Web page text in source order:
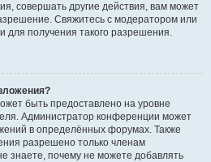
совершать другие действия, вам может
Свяжитесь с модератором или
для получения такого разрешения.
быть предоставлено на уровне
Администратор конференции может
в определённых форумах. Также
разрешено только членам
знаете, почему не можете добавлять